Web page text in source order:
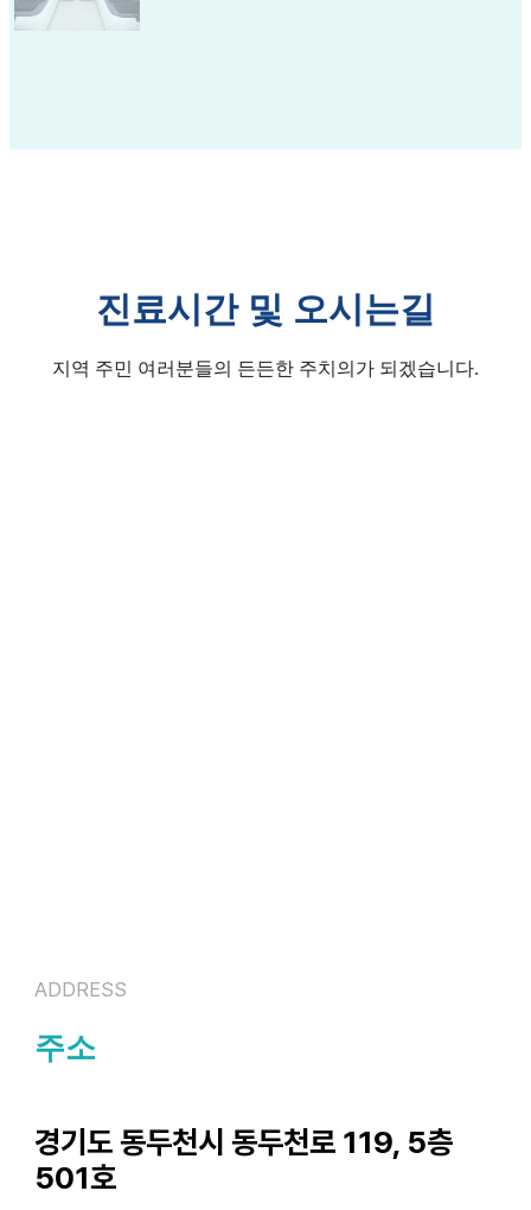
진료시간 및 오시는길
지역 주민 여러분들의 든든한 주치의가 되겠습니다.
ADDRESS
주소
경기도 동두천시 동두천로 119, 5층
501호